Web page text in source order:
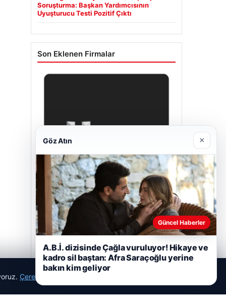
Soruşturma: Başkan Yardımcısının
Uyuşturucu Testi Pozitif Çıktı
Son Eklenen Firmalar
Hastaş Beton
26/05/2026
Çerez Politikamız
Göz Atın ×
Güncel Haberler
A.B.İ. dizisinde Çağla vuruluyor! Hikaye ve
kadro sil baştan: Afra Saraçoğlu yerine
bakın kim geliyor